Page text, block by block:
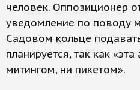
человек. Оппозиционер
уведомление по поводу
Садовом кольце
планируется, так как
митингом, ни пикетом».